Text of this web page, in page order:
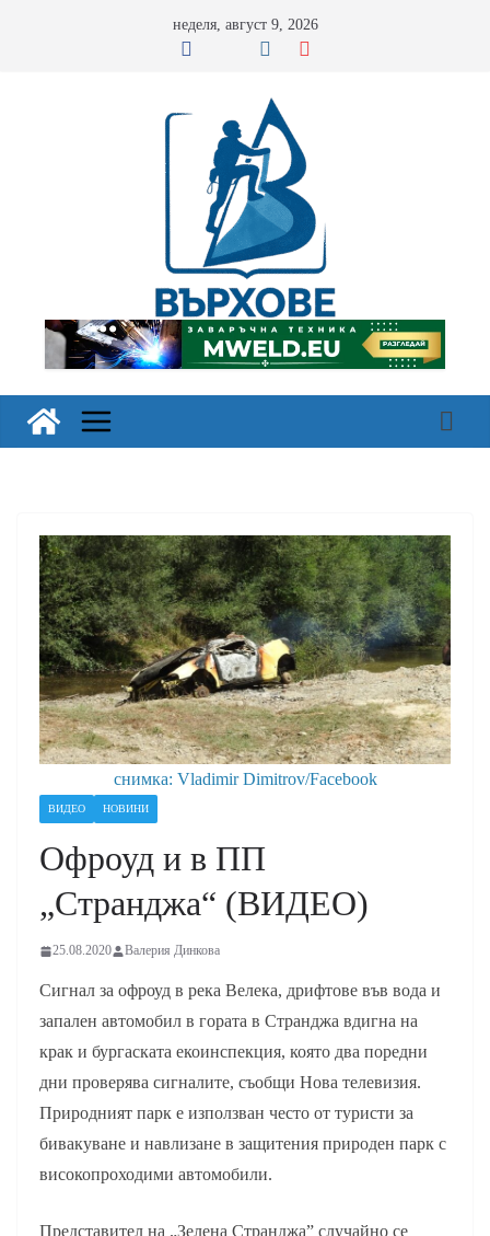
неделя, август 9, 2026
снимка: Vladimir Dimitrov/Facebook
ВИДЕО НОВИНИ
Офроуд и в ПП
„Странджа“ (ВИДЕО)
25.08.2020 Валерия Динкова
Сигнал за офроуд в река Велека, дрифтове във вода и
запален автомобил в гората в Странджа вдигна на
крак и бургаската екоинспекция, която два поредни
дни проверява сигналите, съобщи Нова телевизия.
Природният парк е използван често от туристи за
бивакуване и навлизане в защитения природен парк с
високопроходими автомобили.
Представител на „Зелена Странджа” случайно се